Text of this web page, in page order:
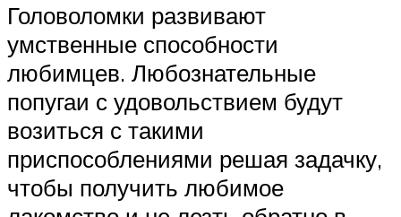
Головоломки развивают
умственные способности
любимцев. Любознательные
попугаи с удовольствием будут
возиться с такими
приспособлениями решая задачку,
чтобы получить любимое